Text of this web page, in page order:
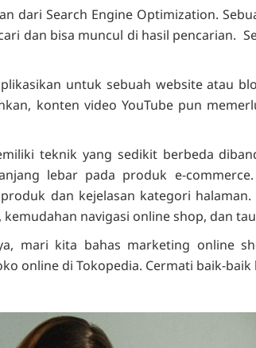
dari Search Engine Optimization.
dan bisa muncul di hasil pencarian.
untuk sebuah website atau
konten video YouTube pun
teknik yang sedikit berbeda
lebar pada produk e-
dan kejelasan kategori
navigasi online shop, dan
mari kita bahas marketing online
online di Tokopedia. Cermati baik-